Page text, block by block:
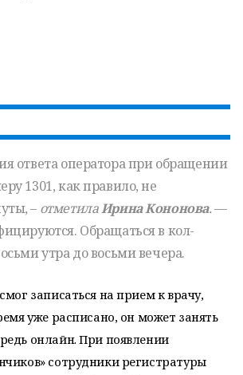
ответа оператора при обращении
1301, как правило, не
– отметилаИрина Кононова.—
Обращаться в кол-
утра до восьми вечера.
записаться на прием к врачу,
уже расписано, он может занять
онлайн. При появлении
сотрудники регистратуры